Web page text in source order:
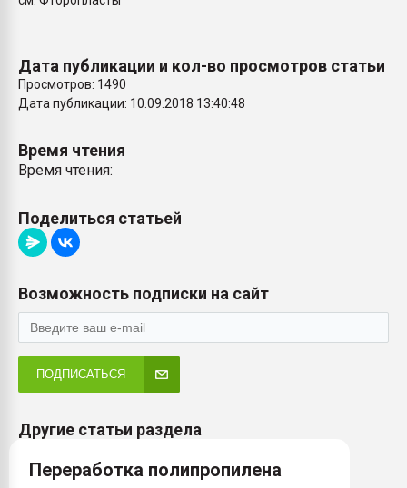
Дата публикации и кол-во просмотров статьи
Просмотров: 1490
Дата публикации: 10.09.2018 13:40:48
Время чтения
Время чтения:
Поделиться статьей
Возможность подписки на сайт
ПОДПИСАТЬСЯ
Другие статьи раздела
Переработка полипропилена